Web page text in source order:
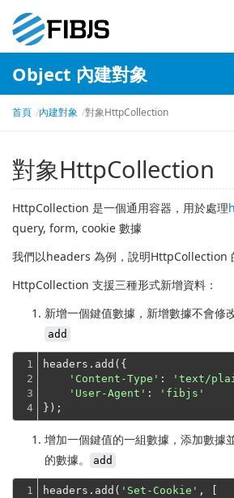
Object 內建對象
首頁 內建對象 對象HttpCollection
對象HttpCollection
HttpCollection 是一個通用容器，用於處理
query, form, cookie 數據
我們以headers 為例，說明HttpCollection
HttpCollection 支援三種形式新增資料：
新增一個鍵值數據，新增數據不會修
add
1
2
3
4
headers.add({
'Content-Type' : 'text/
'User-Agent' :
'fibjs'
});
增加一個鍵值的一組數據，添加數據
的數據。
add
1
headers.add( 'Set-Cookie' , [